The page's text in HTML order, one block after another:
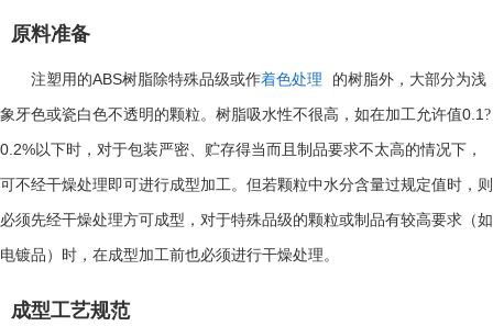
原料准备
注塑用的ABS树脂除特殊品级或作着色处理 的树脂外，大部分为浅
象牙色或瓷白色不透明的颗粒。树脂吸水性不很高，如在加工允许值0.1 ?
0.2%以下时，对于包装严密、贮存得当而且制品要求不太高的情况下，
可不经干燥处理即可进行成型加工。但若颗粒中水分含量过规定值时，则
必须先经干燥处理方可成型，对于特殊品级的颗粒或制品有较高要求（如
电镀品）时，在成型加工前也必须进行干燥处理。
成型工艺规范